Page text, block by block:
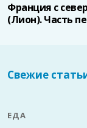
Франция с
(Лион). Часть
Свежие
ЕДА